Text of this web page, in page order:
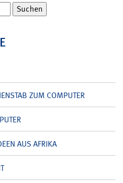
ZUM COMPUTER
AUS AFRIKA